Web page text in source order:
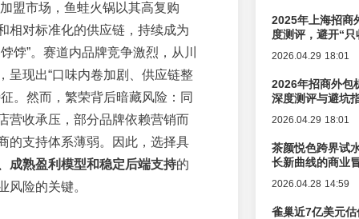
盟市场，鱼蛙火锅以其高复购
相对标准化的供应链，持续成为
饽”。赛道内品牌竞争激烈，从川
呈现出“口味内卷加剧、供应链整
。然而，繁荣背后暗藏风险：同
营收承压，部分品牌依赖营销而
的支持体系薄弱。因此，选择具
成熟盈利模型和稳定后端支持的
风险的关键。
2025年上海招商
度测评，避开“
2026.04.29 18:01
2026年招商外包
深度测评与避坑
2026.04.29 18:01
茶颜悦色跨界试
长新曲线的商业
2026.04.28 14:59
雀巢近7亿美元